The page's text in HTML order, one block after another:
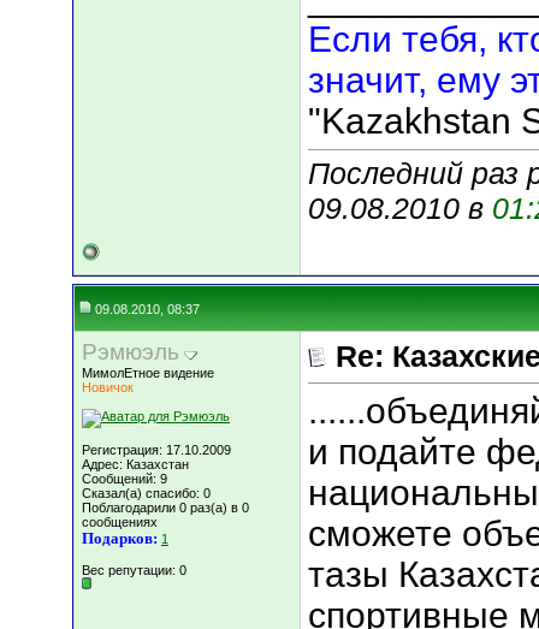
Если тебя,
значит, ему
"Kazakhstan
Последний раз
09.08.2010 в
09.08.2010, 08:37
Рэмюэль
МимолЕтное видение
Новичок
Регистрация: 17.10.2009
Адрес: Казахстан
Сообщений: 9
Сказал(а) спасибо: 0
Поблагодарили 0 раз(а) в 0
сообщениях
Подарков: 1
Вес репутации: 0
Re:
и подайте
сможете
тазы
спортивные